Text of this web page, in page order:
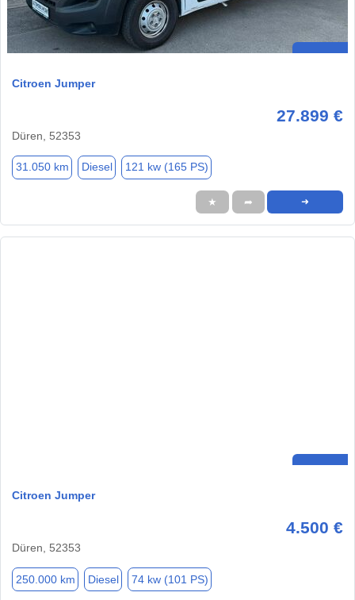
Citroen Jumper
27.899 €
Düren, 52353
31.050 km Diesel 121 kw (165 PS)
★ ➦ ➜
Citroen Jumper
4.500 €
Düren, 52353
250.000 km Diesel 74 kw (101 PS)